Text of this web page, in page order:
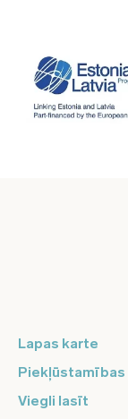
Lapas karte
Piekļūstamības
Viegli lasīt